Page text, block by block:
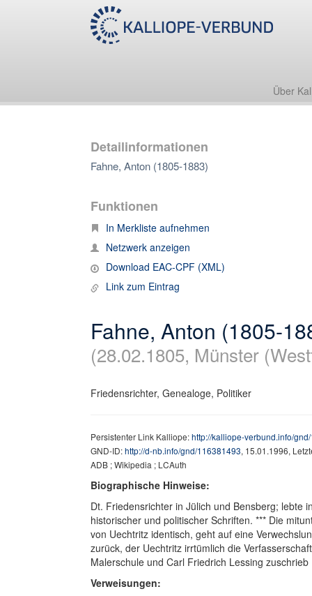
Über
Detailinformationen
Fahne, Anton (1805-1883)
Funktionen
In Merkliste aufnehmen
Netzwerk anzeigen
Download EAC-CPF (XML)
Link zum Eintrag
Fahne, Anton (1805-
(28.02.1805, Münster
Friedensrichter, Genealoge, Politiker
Persistenter Link Kalliope:http://kalliope-verbund.info/
GND-ID:http://d-nb.info/gnd/116381493, 15.01.1996,
ADB ; Wikipedia ; LCAuth
Biographische Hinweise:
Dt. Friedensrichter in Jülich und Bensberg; lebte
historischer und politischer Schriften. *** Die
von Uechtritz identisch, geht auf eine
zurück, der Uechtritz irrtümlich die
Malerschule und Carl Friedrich Lessing zuschrieb
Verweisungen: